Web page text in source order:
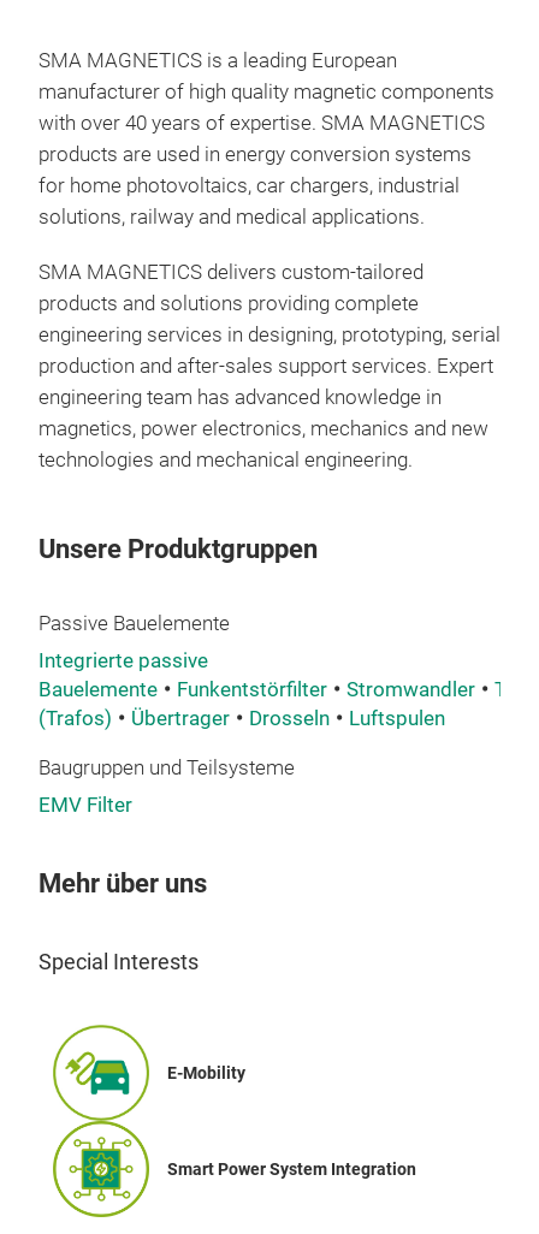
SMA MAGNETICS is a leading European
manufacturer of high quality magnetic components
with over 40 years of expertise. SMA MAGNETICS
products are used in energy conversion systems
for home photovoltaics, car chargers, industrial
solutions, railway and medical applications.
SMA MAGNETICS delivers custom-tailored
products and solutions providing complete
engineering services in designing, prototyping, serial
production and after-sales support services. Expert
engineering team has advanced knowledge in
magnetics, power electronics, mechanics and new
technologies and mechanical engineering.
Unsere Produktgruppen
Passive Bauelemente
Integrierte passive
Bauelemente
Funkentstörfilter Stromwandler
(Trafos)
Übertrager Drosseln Luftspulen
Baugruppen und Teilsysteme
EMV Filter
Mehr über uns
Special Interests
E-Mobility
Smart Power System Integration